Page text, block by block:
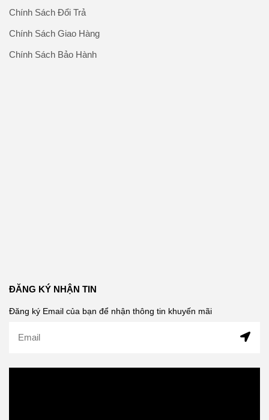
Chính Sách Đổi Trả
Chính Sách Giao Hàng
Chính Sách Bảo Hành
ĐĂNG KÝ NHẬN TIN
Đăng ký Email của bạn để nhận thông tin khuyến mãi